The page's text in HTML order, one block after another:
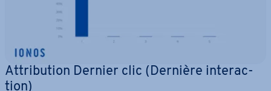
At­tri­bu­tion Dernier clic (Dernière in­te­rac­
tion)